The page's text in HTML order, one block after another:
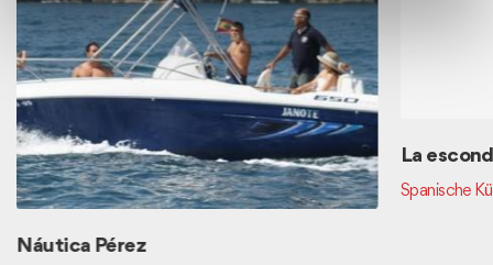
Náutica Pérez
La
Spanische